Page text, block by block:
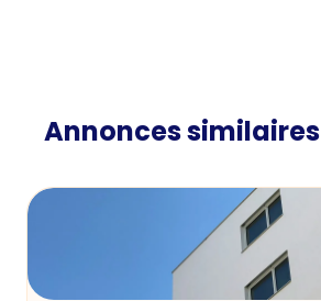
Annonces similaires